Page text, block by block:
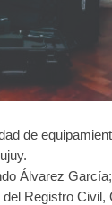
de
Álvarez
Registro